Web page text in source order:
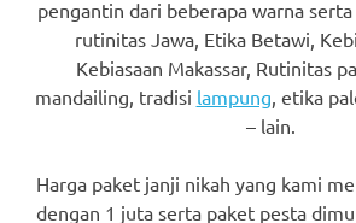
watches.
favorite
replica
24
pengantin dari beberapa warna
rutinitas Jawa, Etika Betawi,
Kebiasaan Makassar, Rutinitas
mandailing, tradisi lampung , etika
– lain.
Harga paket janji nikah yang kami
dengan 1 juta serta paket pesta